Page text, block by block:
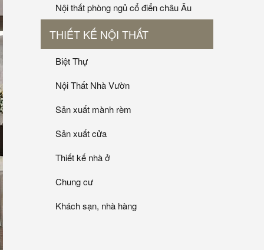
Nội thất phòng ngủ cổ điển châu Âu
THIẾT KẾ NỘI THẤT
Biệt Thự
Nội Thất Nhà Vườn
Sản xuất mành rèm
Sản xuất cửa
Thiết kế nhà ở
Chung cư
Khách sạn, nhà hàng